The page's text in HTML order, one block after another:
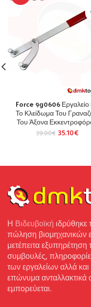
Force 9g0606 Εργαλείο
Το Κλείδωμα Του
Του Άξονα
39.00€ 35.10€
Η Βιδευβοϊκή ιδρύθηκε
πώληση βιομηχανικών
μετέπειτα
συμβουλές,
των εργαλείων αλλά
επώνυμα ανταλλακτικά
εμπορεύεται.